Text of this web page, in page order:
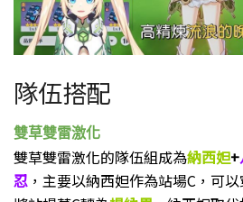
隊伍搭配
雙草雙雷激化
雙草雙雷激化的隊伍組成為納西妲+
忍 ，主要以納西妲作為站場C，可以